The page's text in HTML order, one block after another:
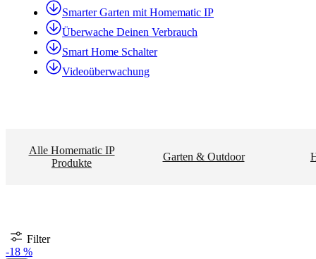
Smarter Garten mit Homematic IP
Überwache Deinen Verbrauch
Smart Home Schalter
Videoüberwachung
Alle Homematic IP
Produkte
Garten & Outdoor
Filter
-18 %